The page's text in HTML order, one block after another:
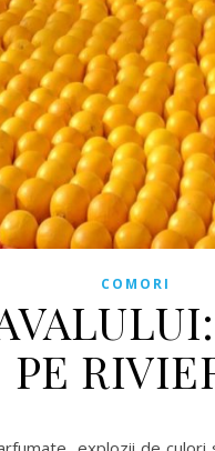
COMORI
PE